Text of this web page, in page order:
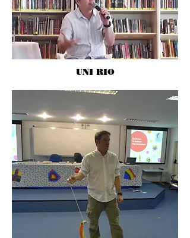
UNI RIO